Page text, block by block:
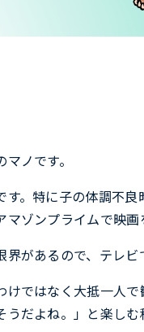
ノです。
す。特に子の体調不
マゾンプライムで映
界があるので、テレ
けではなく大抵一人
うだよね。」と楽しむ